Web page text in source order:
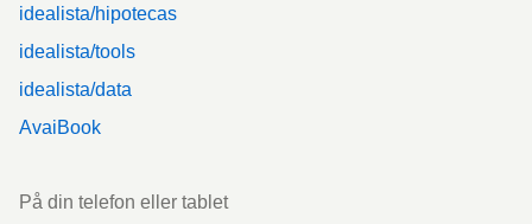
idealista/hipotecas
idealista/tools
idealista/data
AvaiBook
På din telefon eller tablet